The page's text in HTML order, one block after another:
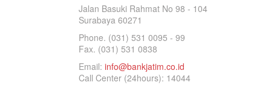
Jalan Basuki Rahmat No 98 - 104
Surabaya 60271
Phone. (031) 531 0095 - 99
Fax. (031) 531 0838
Email: info@bankjatim.co.id
Call Center (24hours): 14044